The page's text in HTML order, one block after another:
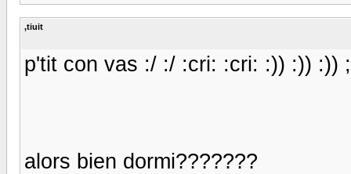
,tiuit
p'tit con vas :/ :/ :cri: :cri: :)) :)) :))
alors bien dormi???????